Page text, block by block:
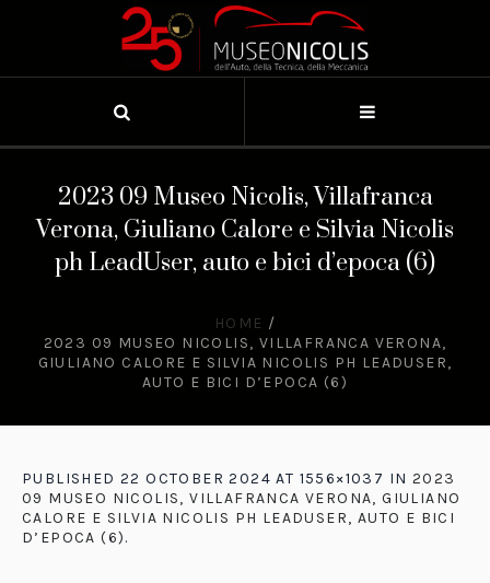
2023 09 Museo Nicolis, Villafranca
Verona, Giuliano Calore e Silvia Nicolis
ph LeadUser, auto e bici d’epoca (6)
HOME /
2023 09 MUSEO NICOLIS, VILLAFRANCA VERONA,
GIULIANO CALORE E SILVIA NICOLIS PH LEADUSER,
AUTO E BICI D’EPOCA (6)
PUBLISHED 22 OCTOBER 2024 AT 1556×1037 IN 2023
09 MUSEO NICOLIS, VILLAFRANCA VERONA, GIULIANO
CALORE E SILVIA NICOLIS PH LEADUSER, AUTO E BICI
D’EPOCA (6).